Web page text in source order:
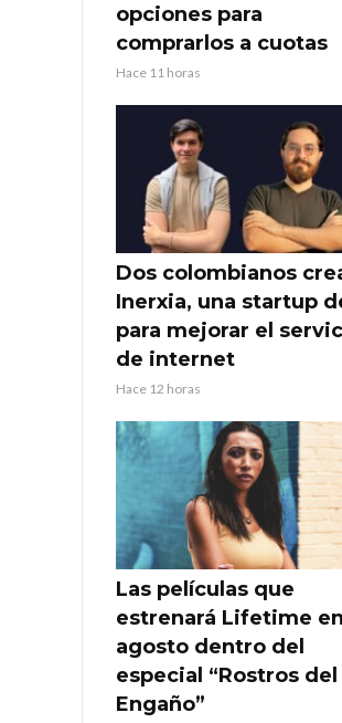
opciones para
comprarlos a cuotas
Hace 11 horas
Dos colombianos
Inerxia, una startup
para mejorar el
de internet
Hace 12 horas
Las películas que
estrenará Lifetime en
agosto dentro del
especial “Rostros del
Engaño”